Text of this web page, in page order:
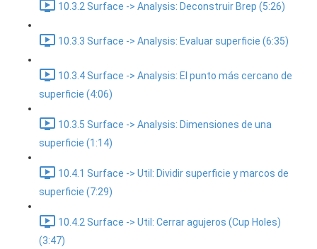
10.3.2 Surface -> Analysis: Deconstruir Brep (5:26)
10.3.3 Surface -> Analysis: Evaluar superficie (6:35)
10.3.4 Surface -> Analysis: El punto más cercano de
superficie (4:06)
10.3.5 Surface -> Analysis: Dimensiones de una
superficie (1:14)
10.4.1 Surface -> Util: Dividir superficie y marcos de
superficie (7:29)
10.4.2 Surface -> Util: Cerrar agujeros (Cup Holes)
(3:47)